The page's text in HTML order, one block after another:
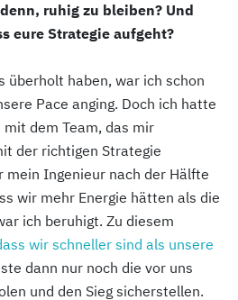
ruhig zu bleiben? Und
eure Strategie aufgeht?
überholt haben, war ich schon
Pace anging. Doch ich hatte
dem Team, das mir
der richtigen Strategie
mein Ingenieur nach der Hälfte
wir mehr Energie hätten als die
ich beruhigt. Zu diesem
wir schneller sind als unsere
dann nur noch die vor uns
und den Sieg sicherstellen.